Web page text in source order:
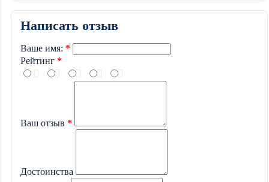
Написать отзыв
Ваше имя:
Рейтинг
Ваш отзыв
Достоинства